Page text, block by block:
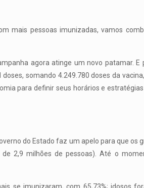
mais pessoas imunizadas, vamos
agora atinge um novo patamar.
somando 4.249.780 doses da
para definir seus horários e
do Estado faz um apelo para que os
2,9 milhões de pessoas). Até o